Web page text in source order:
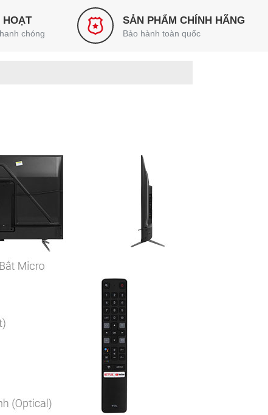
chóng
SẢN PHẨM CHÍNH HÃNG
Bảo hành toàn quốc